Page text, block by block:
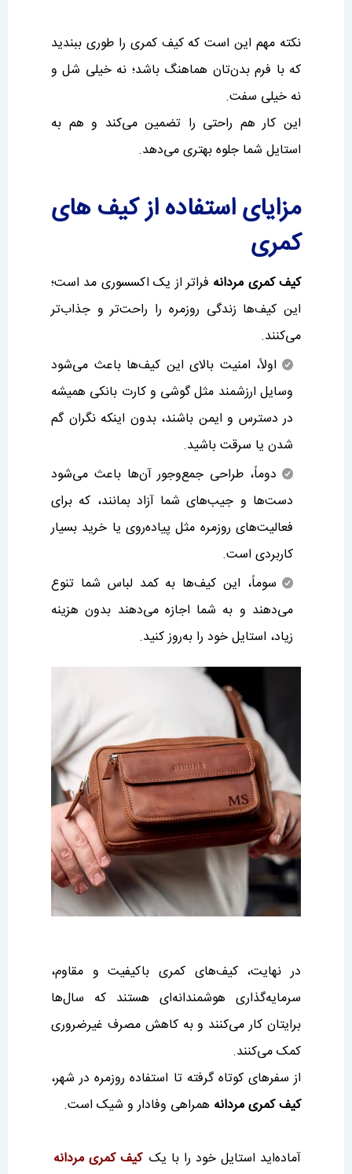
نکته مهم این است که کیف کمری را طوری ببندید
که با فرم بدن‌تان هماهنگ باشد؛ نه خیلی شل و
نه خیلی سفت.
این کار هم راحتی را تضمین می‌کند و هم به
استایل شما جلوه بهتری می‌دهد.
مزایای استفاده از کیف های
کمری
کیف کمری مردانه فراتر از یک اکسسوری مد است؛
این کیف‌ها زندگی روزمره را راحت‌تر و جذاب‌تر
می‌کنند.
اولاً، امنیت بالای این کیف‌ها باعث می‌شود
وسایل ارزشمند مثل گوشی و کارت بانکی همیشه
در دسترس و ایمن باشند، بدون اینکه نگران گم
شدن یا سرقت باشید.
دوماً، طراحی جمع‌وجور آن‌ها باعث می‌شود
دست‌ها و جیب‌های شما آزاد بمانند، که برای
فعالیت‌های روزمره مثل پیاده‌روی یا خرید بسیار
کاربردی است.
سوماً، این کیف‌ها به کمد لباس شما تنوع
می‌دهند و به شما اجازه می‌دهند بدون هزینه
زیاد، استایل خود را به‌روز کنید.
در نهایت، کیف‌های کمری باکیفیت و مقاوم،
سرمایه‌گذاری هوشمندانه‌ای هستند که سال‌ها
برایتان کار می‌کنند و به کاهش مصرف غیرضروری
کمک می‌کنند.
از سفرهای کوتاه گرفته تا استفاده روزمره در شهر،
کیف کمری مردانه همراهی وفادار و شیک است.
آماده‌اید استایل خود را با یک کیف کمری مردانه